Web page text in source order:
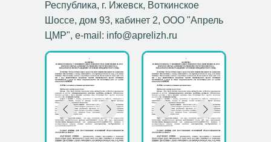
Республика, г. Ижевск, Воткинское
Шоссе, дом 93, кабинет 2, ООО "Апрель
ЦМР", e-mail: info@aprelizh.ru